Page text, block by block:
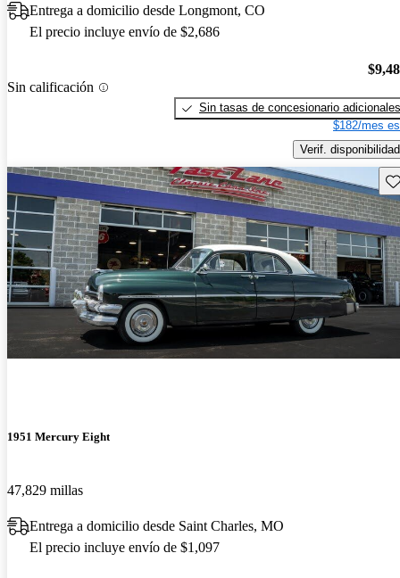
Entrega a domicilio desde Longmont, CO
El precio incluye envío de $2,686
Sin calificación
Sin tasas de concesionario adicionales
$182/mes
Verif. disponibilidad
1951 Mercury Eight
47,829 millas
Entrega a domicilio desde Saint Charles, MO
El precio incluye envío de $1,097